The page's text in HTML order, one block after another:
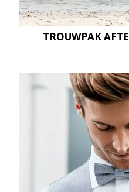
TROUWPAK